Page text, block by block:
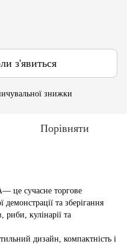
з'явиться
знижки
Порівняти
це сучасне торгове
та зберігання
риби, кулінарії та
дизайн, компактність і